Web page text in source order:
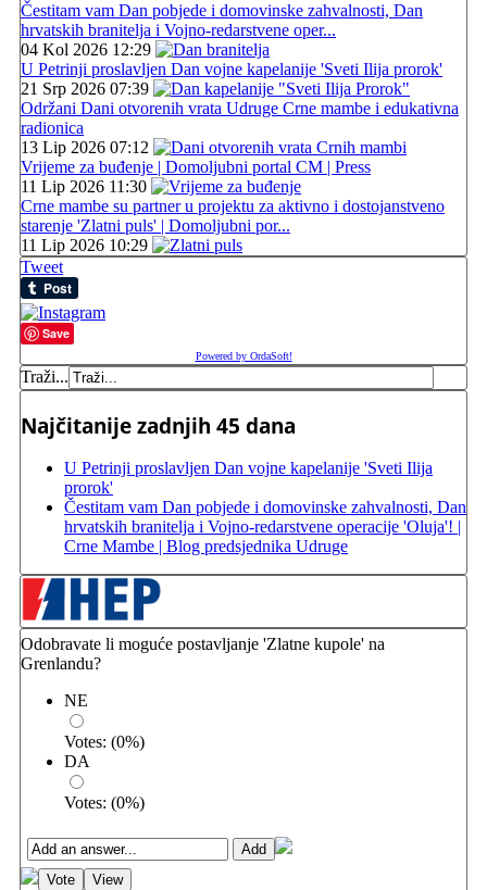
Čestitam vam Dan pobjede i domovinske zahvalnosti, Dan
hrvatskih branitelja i Vojno-redarstvene oper...
04 Kol 2026 12:29
U Petrinji proslavljen Dan vojne kapelanije 'Sveti Ilija prorok'
21 Srp 2026 07:39
Održani Dani otvorenih vrata Udruge Crne mambe i edukativna
radionica
13 Lip 2026 07:12
Vrijeme za buđenje | Domoljubni portal CM | Press
11 Lip 2026 11:30
Crne mambe su partner u projektu za aktivno i dostojanstveno
starenje 'Zlatni puls' | Domoljubni por...
11 Lip 2026 10:29
Tweet
Save
Powered by OrdaSoft!
Traži...
Najčitanije zadnjih 45 dana
U Petrinji proslavljen Dan vojne kapelanije 'Sveti Ilija
prorok'
Čestitam vam Dan pobjede i domovinske zahvalnosti, Dan
hrvatskih branitelja i Vojno-redarstvene operacije 'Oluja'! |
Crne Mambe | Blog predsjednika Udruge
Odobravate li moguće postavljanje 'Zlatne kupole' na
Grenlandu?
NE
Votes: (0%)
DA
Votes: (0%)